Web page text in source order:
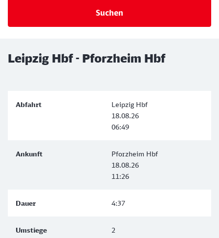
Leipzig Hbf - Pforzheim Hbf
Leipzig Hbf
18.08.26
06:49
Pforzheim Hbf
18.08.26
11:26
4:37
2